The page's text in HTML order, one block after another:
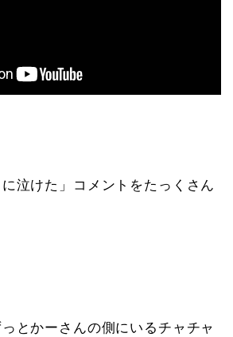
に泣けた」コメントをたっくさん
とかーさんの側にいるチャチャ